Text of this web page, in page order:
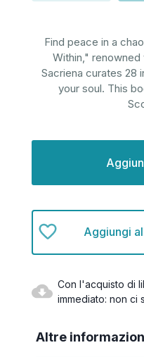
Find peace in a
Within," renowned
Sacriena curates 28
your soul. This
Aggiungi
Con l'acquisto di
immediato: non ci
Altre